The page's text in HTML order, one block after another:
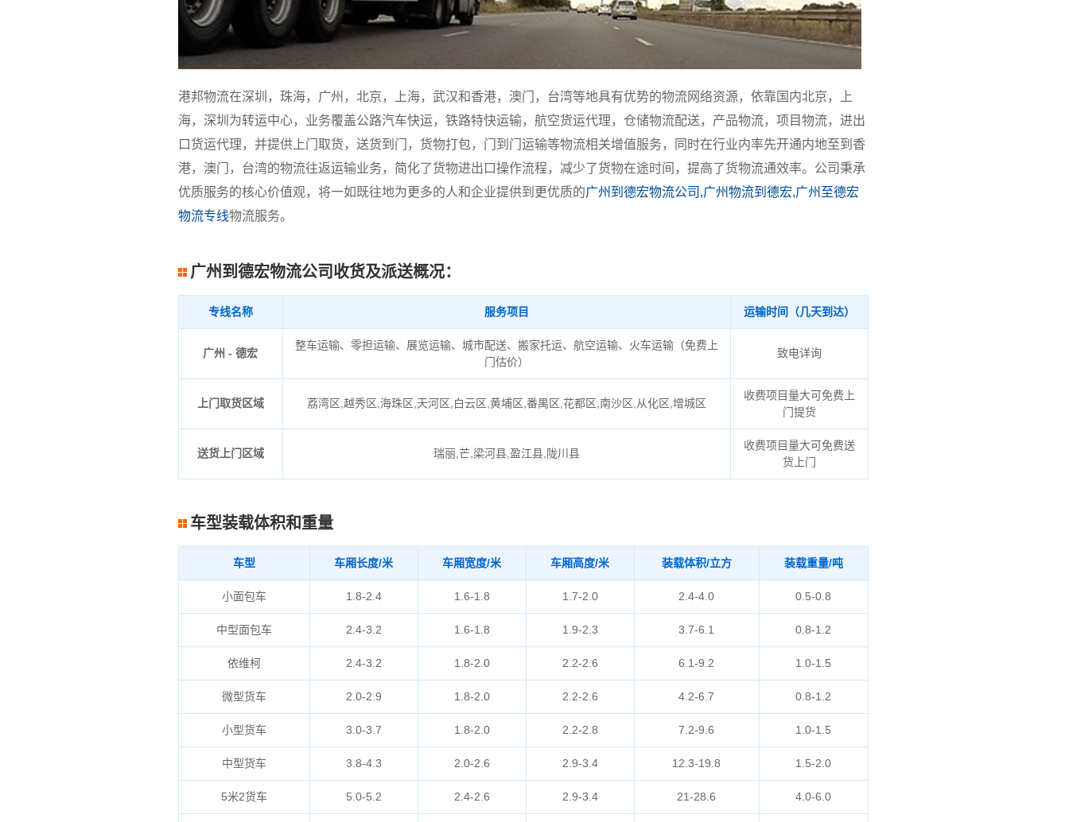
港邦物流在深圳，珠海，广州，北京，上海，武汉和香港，澳门，台湾等地具有优势的物流网络资源，依靠国内北京，上
海，深圳为转运中心，业务覆盖公路汽车快运，铁路特快运输，航空货运代理，仓储物流配送，产品物流，项目物流，进出
口货运代理，并提供上门取货，送货到门，货物打包，门到门运输等物流相关增值服务，同时在行业内率先开通内地至到香
港，澳门，台湾的物流往返运输业务，简化了货物进出口操作流程，减少了货物在途时间，提高了货物流通效率。公司秉承
优质服务的核心价值观，将一如既往地为更多的人和企业提供到更优质的广州到德宏物流公司,广州物流到德宏,广州至德宏
物流专线物流服务。
广州到德宏物流公司收货及派送概况：
专线名称 服务项目 运输时间（几天到达）
广州 - 德宏
整车运输、零担运输、展览运输、城市配送、搬家托运、航空运输、火车运输（免费上
门估价）
致电详询
上门取货区域 荔湾区,越秀区,海珠区,天河区,白云区,黄埔区,番禺区,花都区,南沙区,从化区,增城区
收费项目量大可免费上
门提货
送货上门区域 瑞丽,芒,梁河县,盈江县,陇川县
收费项目量大可免费送
货上门
车型装载体积和重量
车型 车厢长度/米 车厢宽度/米 车厢高度/米 装载体积/立方 装载重量/吨
小面包车 1.8-2.4 1.6-1.8 1.7-2.0 2.4-4.0 0.5-0.8
中型面包车 2.4-3.2 1.6-1.8 1.9-2.3 3.7-6.1 0.8-1.2
依维柯 2.4-3.2 1.8-2.0 2.2-2.6 6.1-9.2 1.0-1.5
微型货车 2.0-2.9 1.8-2.0 2.2-2.6 4.2-6.7 0.8-1.2
小型货车 3.0-3.7 1.8-2.0 2.2-2.8 7.2-9.6 1.0-1.5
中型货车 3.8-4.3 2.0-2.6 2.9-3.4 12.3-19.8 1.5-2.0
5米2货车 5.0-5.2 2.4-2.6 2.9-3.4 21-28.6 4.0-6.0